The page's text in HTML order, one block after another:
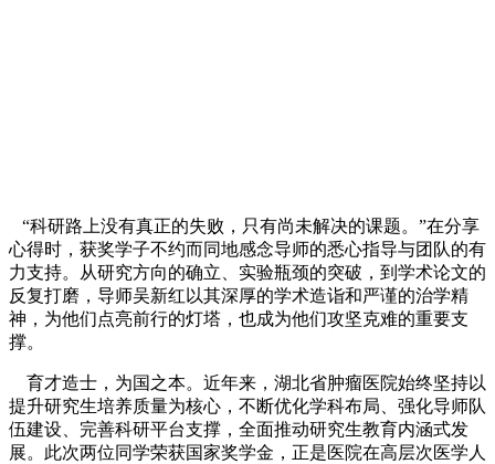
“科研路上没有真正的失败，只有尚未解决的课题。”在分享
心得时，获奖学子不约而同地感念导师的悉心指导与团队的有
力支持。从研究方向的确立、实验瓶颈的突破，到学术论文的
反复打磨，导师吴新红以其深厚的学术造诣和严谨的治学精
神，为他们点亮前行的灯塔，也成为他们攻坚克难的重要支
撑。
育才造士，为国之本。近年来，湖北省肿瘤医院始终坚持以
提升研究生培养质量为核心，不断优化学科布局、强化导师队
伍建设、完善科研平台支撑，全面推动研究生教育内涵式发
展。此次两位同学荣获国家奖学金，正是医院在高层次医学人